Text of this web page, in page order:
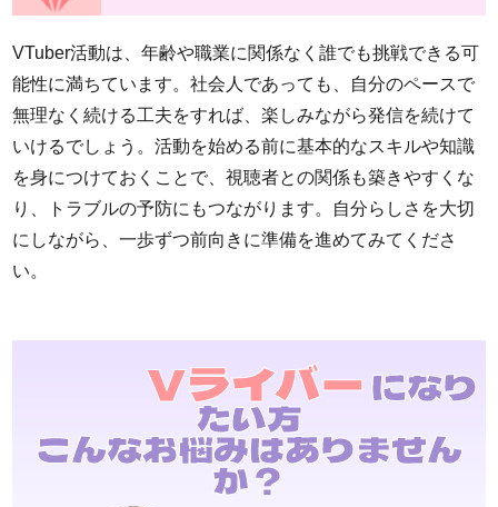
VTuber活動は、年齢や職業に関係なく誰でも挑戦できる可
能性に満ちています。社会人であっても、自分のペースで
無理なく続ける工夫をすれば、楽しみながら発信を続けて
いけるでしょう。活動を始める前に基本的なスキルや知識
を身につけておくことで、視聴者との関係も築きやすくな
り、トラブルの予防にもつながります。自分らしさを大切
にしながら、一歩ずつ前向きに準備を進めてみてくださ
い。
Vライバー になり
たい方
こんなお悩みはありません
か？